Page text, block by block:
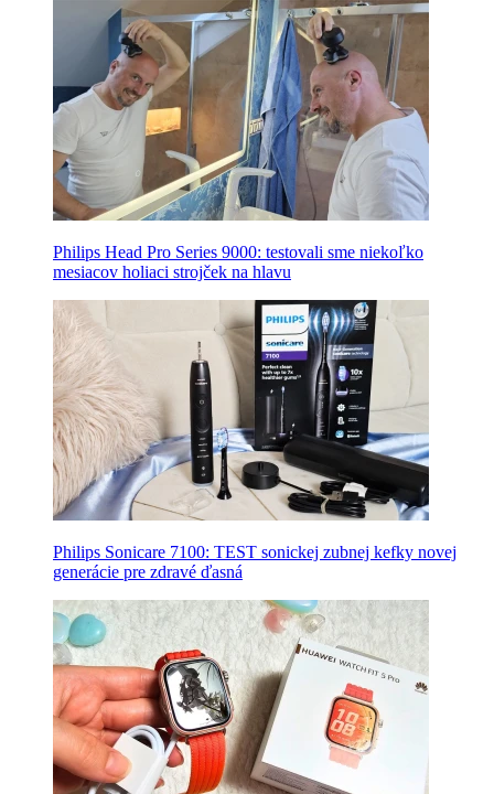
Philips Head Pro Series 9000: testovali sme niekoľko
mesiacov holiaci strojček na hlavu
Philips Sonicare 7100: TEST sonickej zubnej kefky novej
generácie pre zdravé ďasná